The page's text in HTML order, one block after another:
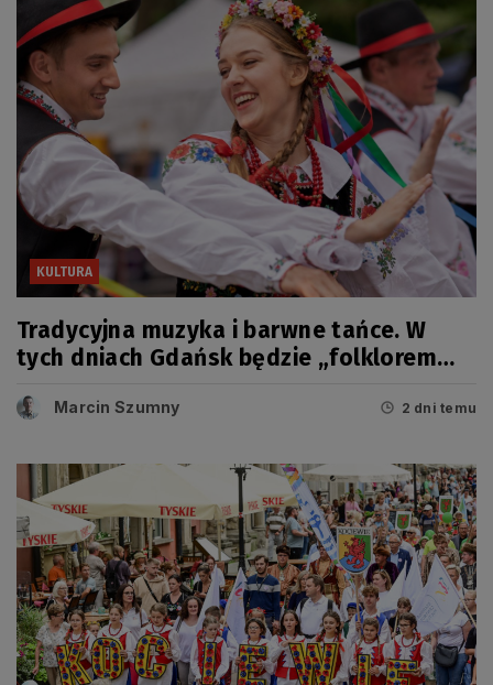
KULTURA
Tradycyjna muzyka i barwne tańce. W
tych dniach Gdańsk będzie „folklorem
Marcin Szumny 2 dni temu